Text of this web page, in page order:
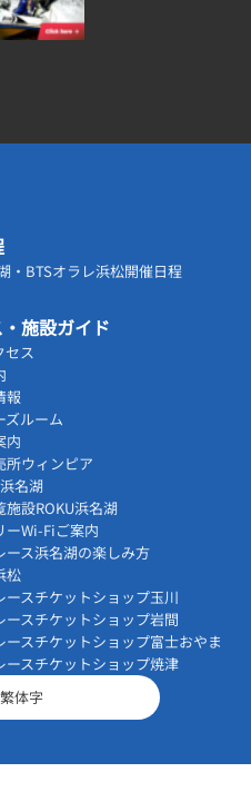
・BTSオラレ浜松開催日程
施設ガイド
セス
報
ズルーム
内
所ウィンピア
名湖
施設ROKU浜名湖
ーWi-Fiご案内
ース浜名湖の楽しみ方
松
ースチケットショップ玉川
ースチケットショップ岩間
ースチケットショップ富士おやま
ースチケットショップ焼津
体字